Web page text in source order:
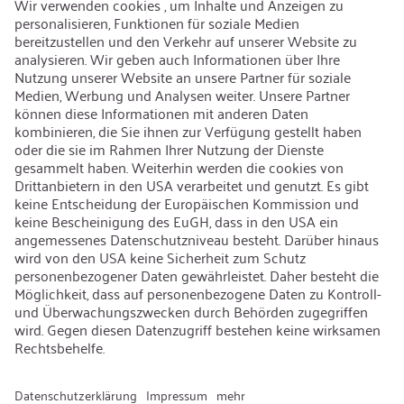
Karriere
Offene Jobs
Kontakt
iSi Group
Produktkatalog
Garantieerweiterung
Unternehmenspolitik
Hinweisgebersystem
Code of Conduct
Sprache ändern: Deutsch